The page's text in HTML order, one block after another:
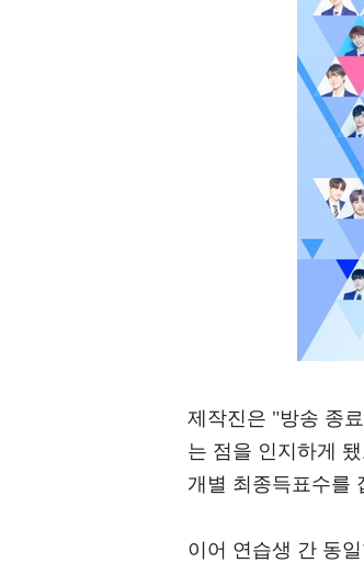
제작진은 "방송 종
는 점을 인지하게
개별 최종득표수를
이어 연습생 간 동